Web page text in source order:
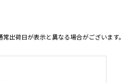
出荷日が表示と異なる場合がございます。